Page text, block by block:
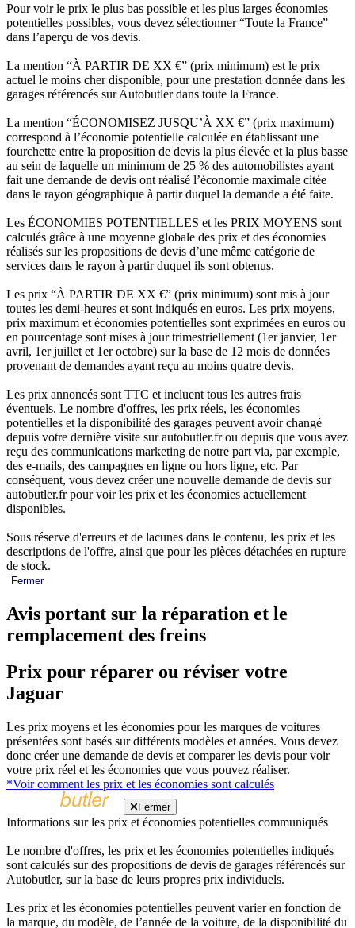
Pour voir le prix le plus bas possible et les plus larges économies
potentielles possibles, vous devez sélectionner “Toute la France”
dans l’aperçu de vos devis.
La mention “À PARTIR DE XX €” (prix minimum) est le prix
actuel le moins cher disponible, pour une prestation donnée dans les
garages référencés sur Autobutler dans toute la France.
La mention “ÉCONOMISEZ JUSQU’À XX €” (prix maximum)
correspond à l’économie potentielle calculée en établissant une
fourchette entre la proposition de devis la plus élevée et la plus basse
au sein de laquelle un minimum de 25 % des automobilistes ayant
fait une demande de devis ont réalisé l’économie maximale citée
dans le rayon géographique à partir duquel la demande a été faite.
Les ÉCONOMIES POTENTIELLES et les PRIX MOYENS sont
calculés grâce à une moyenne globale des prix et des économies
réalisés sur les propositions de devis d’une même catégorie de
services dans le rayon à partir duquel ils sont obtenus.
Les prix “À PARTIR DE XX €” (prix minimum) sont mis à jour
toutes les demi-heures et sont indiqués en euros. Les prix moyens,
prix maximum et économies potentielles sont exprimées en euros ou
en pourcentage sont mises à jour trimestriellement (1er janvier, 1er
avril, 1er juillet et 1er octobre) sur la base de 12 mois de données
provenant de demandes ayant reçu au moins quatre devis.
Les prix annoncés sont TTC et incluent tous les autres frais
éventuels. Le nombre d'offres, les prix réels, les économies
potentielles et la disponibilité des garages peuvent avoir changé
depuis votre dernière visite sur autobutler.fr ou depuis que vous avez
reçu des communications marketing de notre part via, par exemple,
des e-mails, des campagnes en ligne ou hors ligne, etc. Par
conséquent, vous devez créer une nouvelle demande de devis sur
autobutler.fr pour voir les prix et les économies actuellement
disponibles.
Sous réserve d'erreurs et de lacunes dans le contenu, les prix et les
descriptions de l'offre, ainsi que pour les pièces détachées en rupture
de stock.
Fermer
Avis portant sur la réparation et le
remplacement des freins
Prix pour réparer ou réviser votre
Jaguar
Les prix moyens et les économies pour les marques de voitures
présentées sont basés sur différents modèles et années. Vous devez
donc créer une demande de devis et comparer les devis pour voir
votre prix réel et les économies que vous pouvez réaliser.
*Voir comment les prix et les économies sont calculés
Fermer
Informations sur les prix et économies potentielles communiqués
Le nombre d'offres, les prix et les économies potentielles indiqués
sont calculés sur des propositions de devis de garages référencés sur
Autobutler, sur la base de leurs propres prix individuels.
Les prix et les économies potentielles peuvent varier en fonction de
la marque, du modèle, de l’année de la voiture, de la disponibilité du